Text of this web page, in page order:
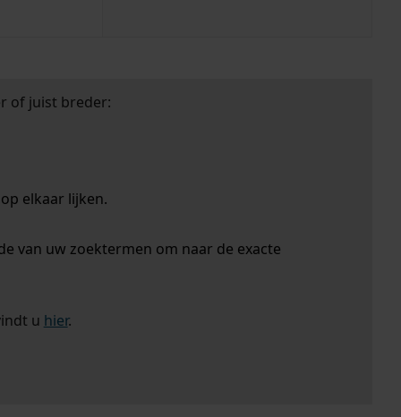
of juist breder:
elkaar lijken.
van uw zoektermen om naar de exacte
u hier.